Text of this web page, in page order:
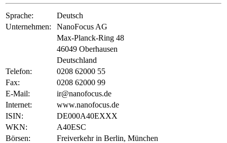
Sprache:
Deutsch
Unternehmen:
NanoFocus AG
Max-Planck-Ring 48
46049 Oberhausen
Deutschland
Telefon:
0208 62000 55
Fax:
0208 62000 99
E-Mail:
ir@nanofocus.de
Internet:
www.nanofocus.de
ISIN:
DE000A40EXXX
WKN:
A40ESC
Börsen:
Freiverkehr in Berlin, München